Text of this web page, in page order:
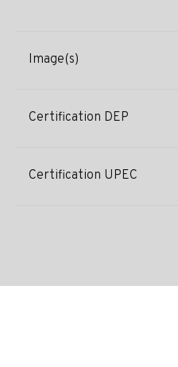
Image(s)
Certification DEP
Certification UPEC